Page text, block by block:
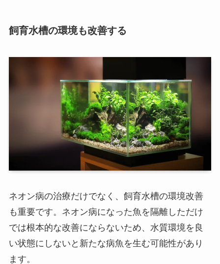
飼育水槽の環境も改善する
ネオン病の治療だけでなく、飼育水槽の環境改善
も重要です。ネオン病になった魚を隔離しただけ
では根本的な改善にならないため、水質環境を良
い状態にしないと新たな病魚を生む可能性があり
ます。